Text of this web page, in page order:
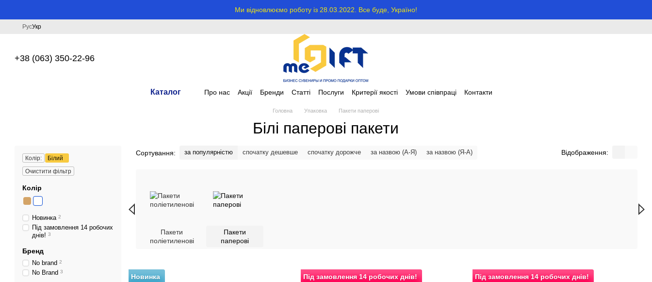
Ми відновлюємо роботу із 28.03.2022. Все буде, Україно!
РусУкр
+38 (063) 350-22-96
Каталог Про нас Акції Бренди Статті Послуги Критерії якості Умови співпраці Контакти
Головна Упаковка Пакети паперові
Білі паперові пакети
Сортування: за популярністю спочатку дешевше спочатку дорожче за назвою (А-Я) за назвою (Я-А) Відображення:
Пакети
поліетиленові
Пакети
паперові
Новинка Під замовлення 14 робочих днів! Під замовлення 14 робочих днів!
Колір:
Білий
Очистити фільтр
Колір
Новинка 2
Під замовлення 14 робочих
днів! 3
Бренд
No brand 2
No Brand 3